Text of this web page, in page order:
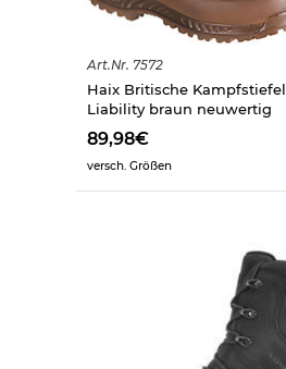
Art.Nr. 7572
Haix Britische
Liability braun neuwertig
89,98€
versch. Größen